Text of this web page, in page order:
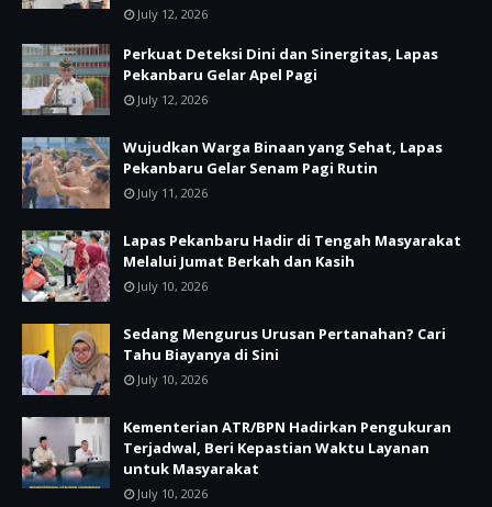
July 12, 2026
Perkuat Deteksi Dini dan Sinergitas, Lapas
Pekanbaru Gelar Apel Pagi
July 12, 2026
Wujudkan Warga Binaan yang Sehat, Lapas
Pekanbaru Gelar Senam Pagi Rutin
July 11, 2026
Lapas Pekanbaru Hadir di Tengah Masyarakat
Melalui Jumat Berkah dan Kasih
July 10, 2026
Sedang Mengurus Urusan Pertanahan? Cari
Tahu Biayanya di Sini
July 10, 2026
Kementerian ATR/BPN Hadirkan Pengukuran
Terjadwal, Beri Kepastian Waktu Layanan
untuk Masyarakat
July 10, 2026